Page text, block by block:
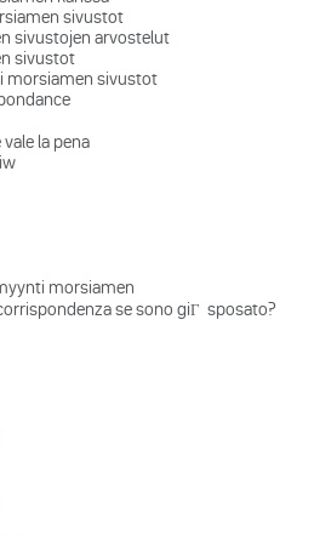
sivustot
sivustojen arvostelut
sivustot
morsiamen sivustot
la pena
morsiamen
se sono giГ sposato?